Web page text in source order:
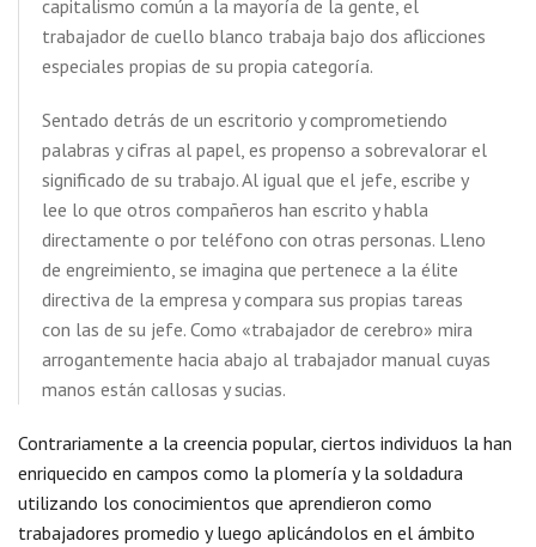
capitalismo común a la mayoría de la gente, el
trabajador de cuello blanco trabaja bajo dos aflicciones
especiales propias de su propia categoría.
Sentado detrás de un escritorio y comprometiendo
palabras y cifras al papel, es propenso a sobrevalorar el
significado de su trabajo. Al igual que el jefe, escribe y
lee lo que otros compañeros han escrito y habla
directamente o por teléfono con otras personas. Lleno
de engreimiento, se imagina que pertenece a la élite
directiva de la empresa y compara sus propias tareas
con las de su jefe. Como «trabajador de cerebro» mira
arrogantemente hacia abajo al trabajador manual cuyas
manos están callosas y sucias.
Contrariamente a la creencia popular, ciertos individuos la han
enriquecido en campos como la plomería y la soldadura
utilizando los conocimientos que aprendieron como
trabajadores promedio y luego aplicándolos en el ámbito